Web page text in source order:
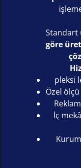
Standart
göre
pleksi
Özel
İç